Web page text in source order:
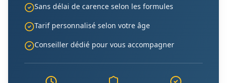
Sans délai de carence selon les formules
Tarif personnalisé selon votre âge
Conseiller dédié pour vous accompagner